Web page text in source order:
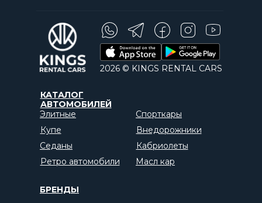
КАТАЛОГ
АВТОМОБИЛЕЙ
БРЕНДЫ
Спорткары
Элитные
Внедорожники
Кабриолеты
Купе
2026 © KINGS RENTAL CARS
Седаны
Масл кар
Ретро автомобили